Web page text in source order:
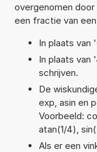
overgenomen
een fractie van
In plaats van
In plaats
schrijven.
De
exp, asin en
Voorbeeld:
atan(1/4),
Als er een